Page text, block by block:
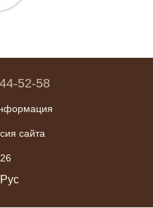
52-58
сайта
Рус